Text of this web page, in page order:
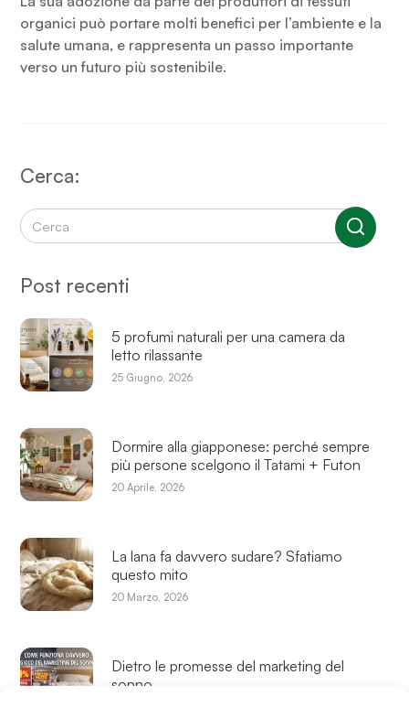
Cerca:
Cerca:
Post recenti
25 Giugno, 2026
5 profumi naturali per una camera da
letto rilassante
20 Aprile, 2026
Dormire alla giapponese: perché sempre
più persone scelgono il Tatami + Futon
20 Marzo, 2026
La lana fa davvero sudare? Sfatiamo
questo mito
Dietro le promesse del marketing del
sonno
organici può portare molti benefici per l’ambiente e la
salute umana, e rappresenta un passo importante
verso un futuro più sostenibile.